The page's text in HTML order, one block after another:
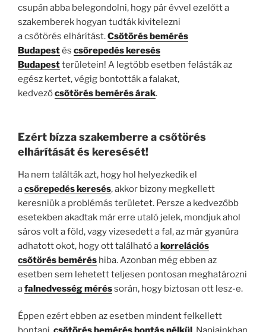
csupán abba belegondolni, hogy pár évvel ezelőtt a
szakemberek hogyan tudták kivitelezni
a csőtörés elhárítást.Csőtörés bemérés
Budapestés csőrepedés keresés
Budapestterületein! A legtöbb esetben felásták az
egész kertet, végig bontották a falakat,
kedvezőcsőtörés bemérés árak.
Ezért bízza szakemberre a csőtörés
elhárítását és keresését!
Ha nem találták azt, hogy hol helyezkedik el
acsőrepedés keresés, akkor bizony megkellett
keresniük a problémás területet. Persze a kedvezőbb
esetekben akadtak már erre utaló jelek, mondjuk ahol
sáros volt a föld, vagy vizesedett a fal, az már gyanúra
adhatott okot, hogy ott található akorrelációs
csőtörés bemérés hiba. Azonban még ebben az
esetben sem lehetett teljesen pontosan meghatározni
afalnedvesség méréssorán, hogy biztosan ott lesz-e.
Éppen ezért ebben az esetben mindent felkellett